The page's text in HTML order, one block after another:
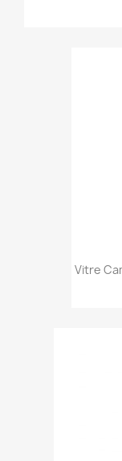
Vitre